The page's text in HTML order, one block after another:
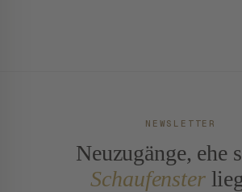
NEWSLETTER
Neuzugänge, ehe
Schaufenster